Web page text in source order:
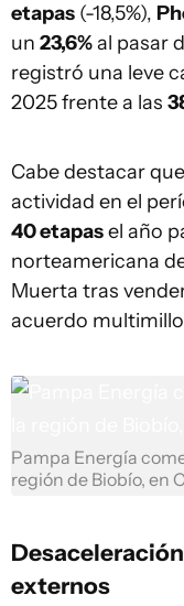
etapas (-18,5%),
un 23,6%al pasar
registró una leve
2025 frente a las
Cabe destacar que
actividad en el
40 etapasel año
norteamericana
Muerta tras
acuerdo
Pampa Energía
región de Biobío, en
externos